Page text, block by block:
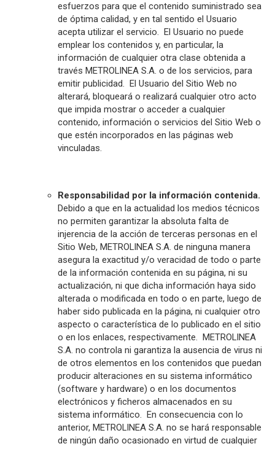
esfuerzos para que el contenido suministrado sea
de óptima calidad, y en tal sentido el Usuario
acepta utilizar el servicio. El Usuario no puede
emplear los contenidos y, en particular, la
información de cualquier otra clase obtenida a
través METROLINEA S.A. o de los servicios, para
emitir publicidad. El Usuario del Sitio Web no
alterará, bloqueará o realizará cualquier otro acto
que impida mostrar o acceder a cualquier
contenido, información o servicios del Sitio Web o
que estén incorporados en las páginas web
vinculadas.
Responsabilidad por la información contenida.
Debido a que en la actualidad los medios técnicos
no permiten garantizar la absoluta falta de
injerencia de la acción de terceras personas en el
Sitio Web, METROLINEA S.A. de ninguna manera
asegura la exactitud y/o veracidad de todo o parte
de la información contenida en su página, ni su
actualización, ni que dicha información haya sido
alterada o modificada en todo o en parte, luego de
haber sido publicada en la página, ni cualquier otro
aspecto o característica de lo publicado en el sitio
o en los enlaces, respectivamente. METROLINEA
S.A. no controla ni garantiza la ausencia de virus ni
de otros elementos en los contenidos que puedan
producir alteraciones en su sistema informático
(software y hardware) o en los documentos
electrónicos y ficheros almacenados en su
sistema informático. En consecuencia con lo
anterior, METROLINEA S.A. no se hará responsable
de ningún daño ocasionado en virtud de cualquier